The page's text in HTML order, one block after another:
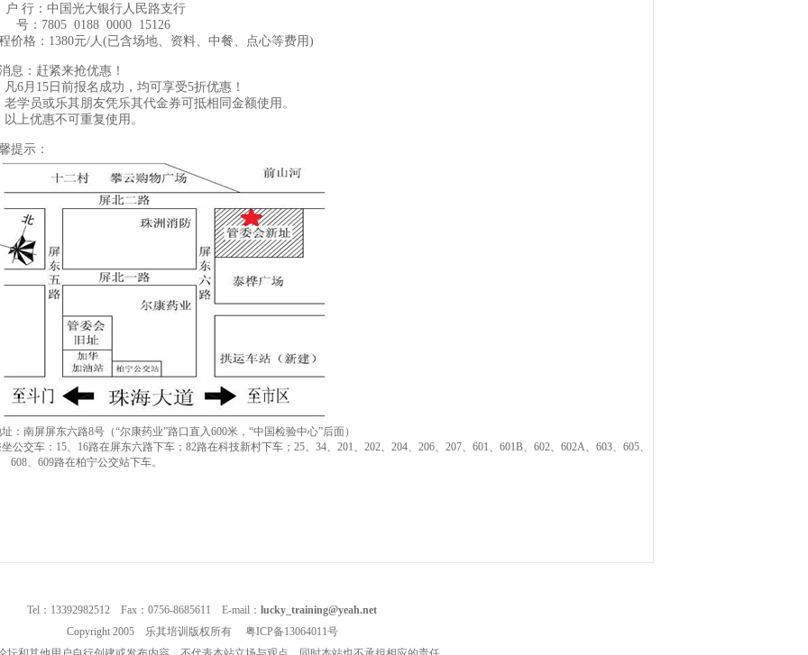
行：中国光大银行人民路支行
号： 7805 0188 0000 15126
价格：1380元/人(已含场地、资料、中餐、点心等费用)
息：赶紧来抢优惠！
凡6月15日前报名成功，均可享受5折优惠！
老学员或乐其朋友凭乐其代金券可抵相同金额使用。
以上优惠不可重复使用。
提示：
：南屏屏东六路8号（“尔康药业”路口直入600米，“中国检验中心”后面）
公交车：15、16路在屏东六路下车；82路在科技新村下车；25、34、201、202、204、206、207、601、601B、602、602A、603、605、
608、609路在柏宁公交站下车。
Tel：13392982512 Fax：0756-8685611 E-mail： lucky_training@yeah.net
Copyright 2005 乐其培训版权所有 粤ICP备13064011号